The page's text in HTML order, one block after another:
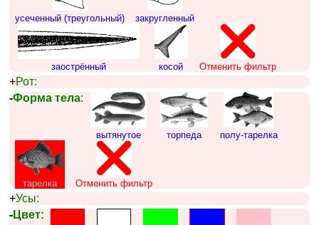
усеченный (треугольный) закругленный
заострённый косой Отменить фильтр
+Рот:
-Форма тела:
вытянутое торпеда полу-тарелка
тарелка Отменить фильтр
+Усы:
-Цвет: